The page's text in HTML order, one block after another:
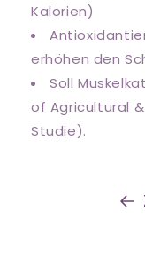
Kalorien)
erhöhen den
Soll
of Agricultural
Studie).